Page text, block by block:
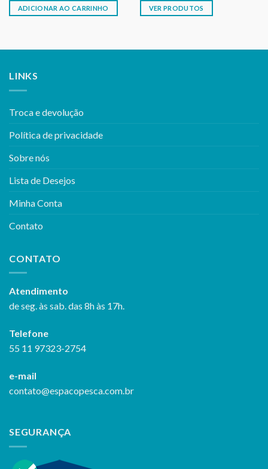
ADICIONAR AO CARRINHO VER PRODUTOS
LINKS
Troca e devolução
Política de privacidade
Sobre nós
Lista de Desejos
Minha Conta
Contato
CONTATO
Atendimento
de seg. às sab. das 8h às 17h.
Telefone
55 11 97323-2754
e-mail
contato@espacopesca.com.br
SEGURANÇA